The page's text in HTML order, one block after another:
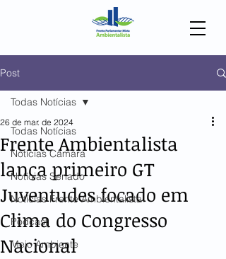
Post
Todas Notícias
Notícias Câmara
Notícias Senado
Notícias Frente Ambientalista
Podcast
Meio Ambiente
Todas Notícias
Frente Ambientalista
lança primeiro GT
Juventudes focado em
Clima do Congresso
Nacional
26 de mar. de 2024